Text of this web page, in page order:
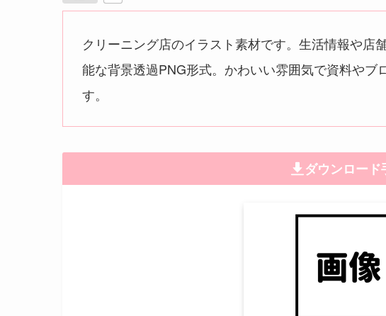
クリーニング店のイラスト素材です。生活情報や店
能な背景透過PNG形式。かわいい雰囲気で資料やブ
す。
ダウンロード